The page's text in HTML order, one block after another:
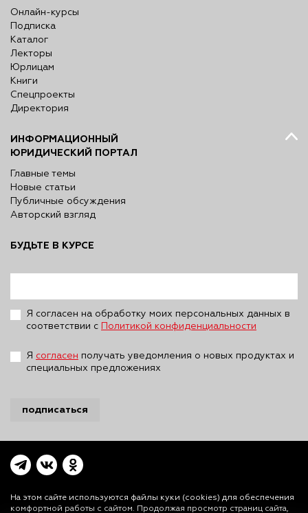
Онлайн-курсы
Подписка
Каталог
Лекторы
Юрлицам
Книги
Спецпроекты
Директория
ИНФОРМАЦИОННЫЙ
ЮРИДИЧЕСКИЙ ПОРТАЛ
Главные темы
Новые статьи
Публичные обсуждения
Авторский взгляд
БУДЬТЕ В КУРСЕ
Я согласен на обработку моих персональных данных в
соответствии с
Политикой конфиденциальности
Я согласен получать уведомления о новых продуктах и
специальных предложениях
подписаться
На этом сайте используются файлы куки (cookies) для обеспечения
комфортной работы с сайтом. Продолжая просмотр страниц сайта,